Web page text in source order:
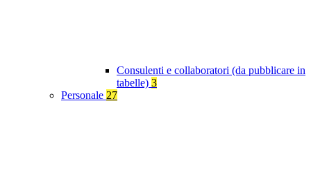
Consulenti e collaboratori (da pubblicare in
tabelle) 3
Personale 27